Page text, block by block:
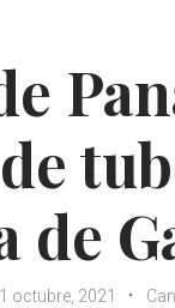
de
octubre, 2021